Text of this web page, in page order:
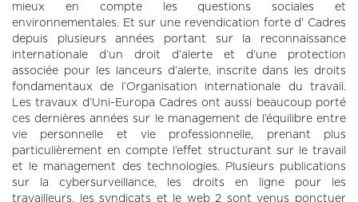
mieux en compte les questions sociales et
environnementales. Et sur une revendication forte d’ Cadres
depuis plusieurs années portant sur la reconnaissance
internationale d’un droit d’alerte et d’une protection
associée pour les lanceurs d’alerte, inscrite dans les droits
fondamentaux de l’Organisation internationale du travail.
Les travaux d’Uni-Europa Cadres ont aussi beaucoup porté
ces dernières années sur le management de l’équilibre entre
vie personnelle et vie professionnelle, prenant plus
particulièrement en compte l’effet structurant sur le travail
et le management des technologies. Plusieurs publications
sur la cybersurveillance, les droits en ligne pour les
travailleurs, les syndicats et le web 2 sont venus ponctuer